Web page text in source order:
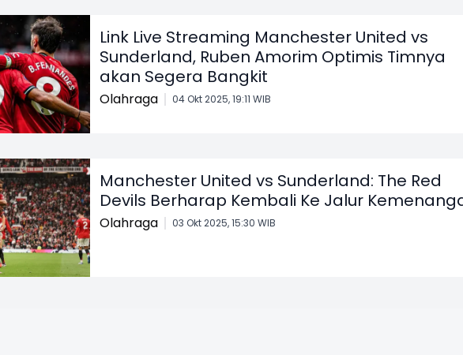
Link Live Streaming Manchester United vs
Sunderland, Ruben Amorim Optimis Timnya
akan Segera Bangkit
Olahraga 04 Okt 2025, 19:11 WIB
Manchester United vs Sunderland: The Red
Devils Berharap Kembali Ke Jalur
Olahraga 03 Okt 2025, 15:30 WIB